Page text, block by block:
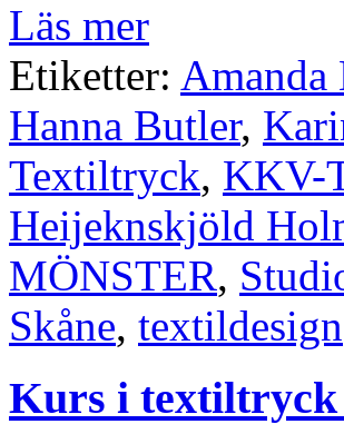
Läs mer
Etiketter: Amanda
Hanna Butler,
Textiltryck, KKV-
Heijeknskjöld
MÖNSTER,
Skåne, textildesign
Kurs i textiltryck